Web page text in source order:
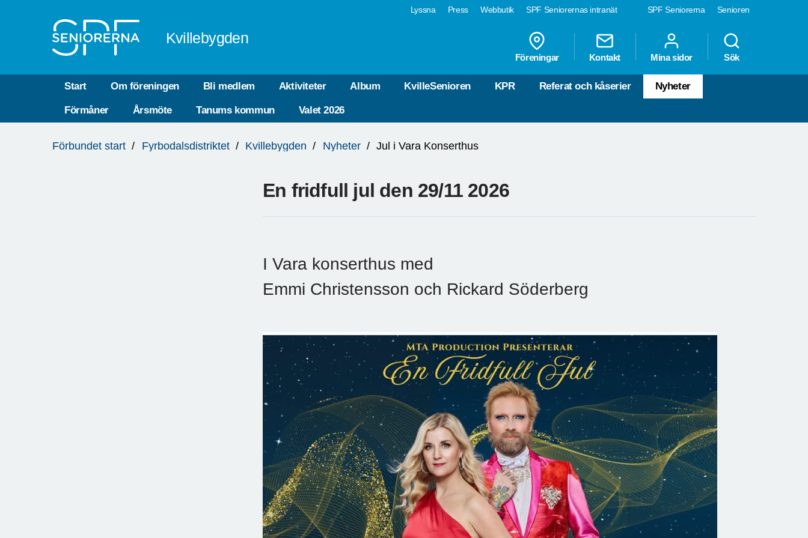
SPF Seniorerna Senioren
Lyssna Press Webbutik SPF Seniorernas intranät
Kvillebygden
Föreningar Kontakt Mina sidor Sök
Start Om föreningen Bli medlem Aktiviteter Album KvilleSenioren KPR Referat och kåserier Nyheter
Förmåner Årsmöte Tanums kommun Valet 2026
är
Förbundet start Fyrbodalsdistriktet Kvillebygden Nyheter Jul i Vara Konserthus
En fridfull jul den 29/11 2026
I Vara konserthus med
Emmi Christensson och Rickard Söderberg